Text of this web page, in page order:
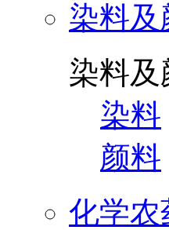
染料及
染料及
染料
颜料
化学农